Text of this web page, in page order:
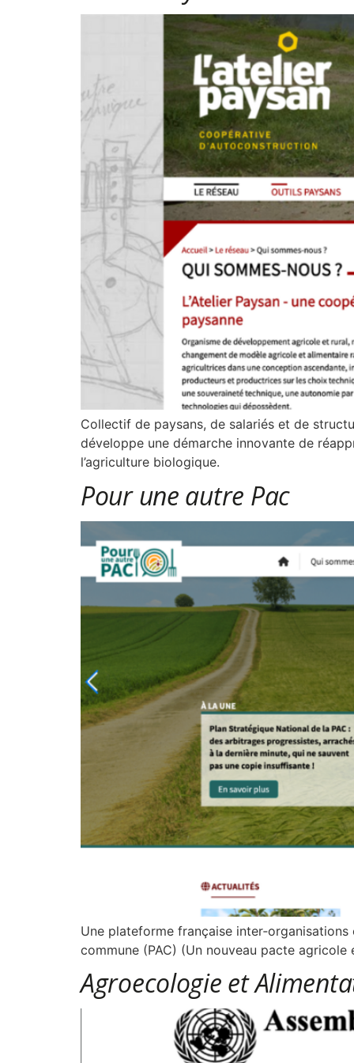
Collectif de paysans, de salariés et de
développe une démarche innovante de
l’agriculture biologique.
Pour une autre Pac
Une plateforme française
commune (PAC) (Un nouveau pacte agricole
Agroecologie et